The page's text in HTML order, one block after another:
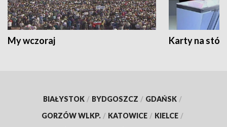
My wczoraj Karty na
BIAŁYSTOK / BYDGOSZCZ / GDAŃSK /
GORZÓW WLKP. / KATOWICE / KIELCE /